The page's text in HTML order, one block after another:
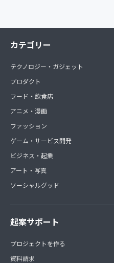
カテゴリー
テクノロジー・ガジェット
プロダクト
フード・飲食店
アニメ・漫画
ファッション
ゲーム・サービス開発
ビジネス・起業
アート・写真
ソーシャルグッド
起案サポート
プロジェクトを作る
資料請求